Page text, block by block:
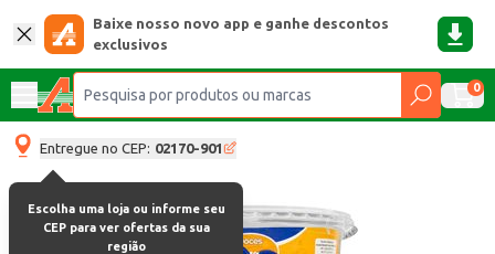
Baixe nosso novo app e ganhe descontos
exclusivos
0
Entregue no CEP: 02170-901
Escolha uma loja ou informe seu
CEP para ver ofertas da sua
região